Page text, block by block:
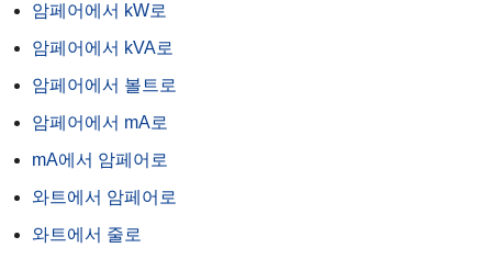
암페어에서 kW로
암페어에서 kVA로
암페어에서 볼트로
암페어에서 mA로
mA에서 암페어로
와트에서 암페어로
와트에서 줄로